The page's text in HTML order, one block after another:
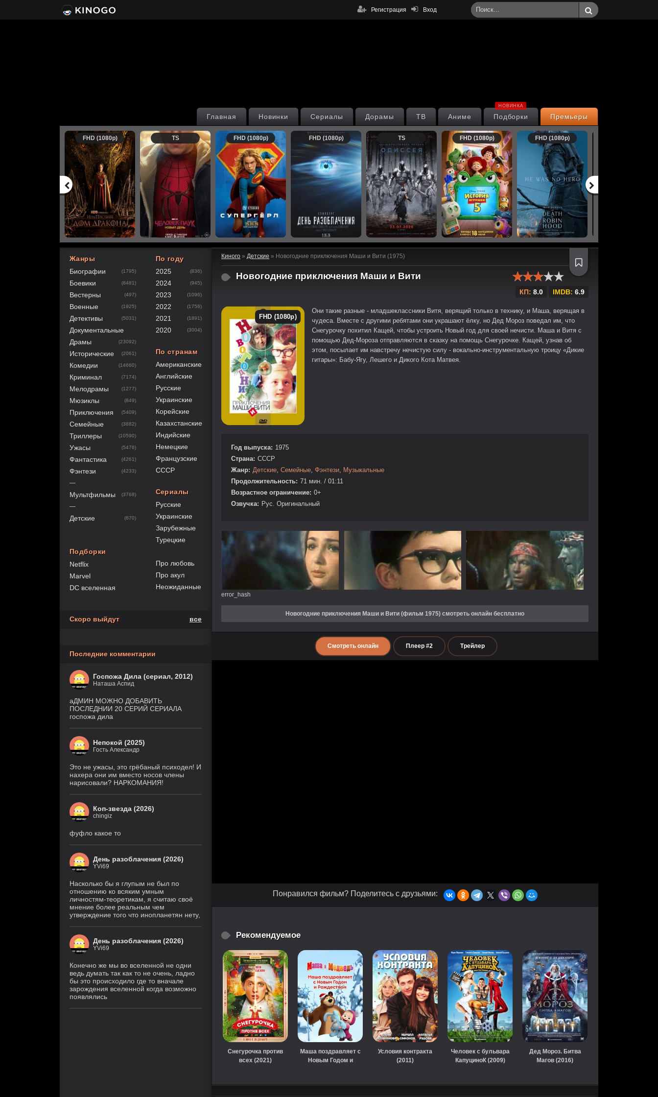
Вход
Регистрация
Премьеры
Подборки
НОВИНКА
Аниме
ТВ
Дорамы
Сериалы
Новинки
Главная
FHD (1080p) TS FHD (1080p) FHD (1080p) TS FHD (1080p) FHD (1080p)
Киного » Детские » Новогодние приключения Маши и Вити (1975)
Новогодние приключения Маши и Вити
60
1 2 3 4
КП: 8.0 IMDB: 6.9
FHD (1080p)
Они такие разные - младшеклассники Витя, верящий только в технику, и Маша, верящая в
чудеса. Вместе с другими ребятами они украшают ёлку, но Дед Мороз поведал им, что
Снегурочку похитил Кащей, чтобы устроить Новый год для своей нечисти. Маша и Витя с
помощью Дед-Мороза отправляются в сказку на помощь Снегурочке. Кащей, узнав об
этом, посылает им навстречу нечистую силу - вокально-инструментальную троицу «Дикие
гитары»: Бабу-Ягу, Лешего и Дикого Кота Матвея.
Год выпуска: 1975
Страна: СССР
Жанр: Детские Семейные Фэнтези
Музыкальные
Продолжительность: 71 мин. / 01:11
Возрастное ограничение: 0+
Озвучка: Рус. Оригинальный
error_hash
Новогодние приключения Маши и Вити (фильм 1975) смотреть онлайн бесплатно
Смотреть онлайн Плеер #2 Трейлер
Понравился фильм? Поделитесь с друзьями:
Рекомендуемое
Снегурочка против
всех (2021)
Маша поздравляет с
Новым Годом и
Условия контракта
(2011)
Человек с бульвара
КапуциноК (2009)
Дед Мороз. Битва
Магов (2016)
Жанры
Биографии
(1795)
Боевики (8481)
Вестерны (497)
Военные (1925)
Детективы (5031)
Документальные
Драмы
(23092)
Исторические (2061)
Комедии (14660)
Криминал (7174)
Мелодрамы (1277)
Мюзиклы (849)
Приключения (5409)
Семейные (3882)
Триллеры (10590)
Ужасы (5476)
Фантастика (4261)
Фэнтези (4233)
—
Мультфильмы (3768)
—
Детские (670)
Подборки
Netflix
Marvel
DC вселенная
По году
2025
(836)
2024 (945)
2023 (1096)
2022 (1756)
2021 (1891)
2020 (3004)
По странам
Американские
Английские
Русские
Украинские
Корейские
Казахстанские
Индийские
Немецкие
Французские
СССР
Сериалы
Русские
Украинские
Зарубежные
Турецкие
Про любовь
Про акул
Неожиданные
Скоро выйдут все
Последние комментарии
Госпожа Дила (сериал, 2012)
Наташа Аспид
аДМИН МОЖНО ДОБАВИТЬ
ПОСЛЕДНИИ 20 СЕРИЙ СЕРИАЛА
госпожа дила
Непокой (2025)
Гость Александр
Это не ужасы, это грёбаный психодел! И
нахера они им вместо носов члены
нарисовали? НАРКОМАНИЯ!
Коп-звезда (2026)
chingiz
фуфло какое то
День разоблачения (2026)
YVi69
Насколько бы я глупым не был по
отношению ко всяким умным
личностям-теоретикам, я считаю своё
мнение более реальным чем
утверждение того что инопланетян нету,
День разоблачения (2026)
YVi69
Конечно же мы во вселенной не одни
ведь думать так как то не очень, ладно
бы это происходило где то вначале
зарождения вселенной когда возможно
появлялись